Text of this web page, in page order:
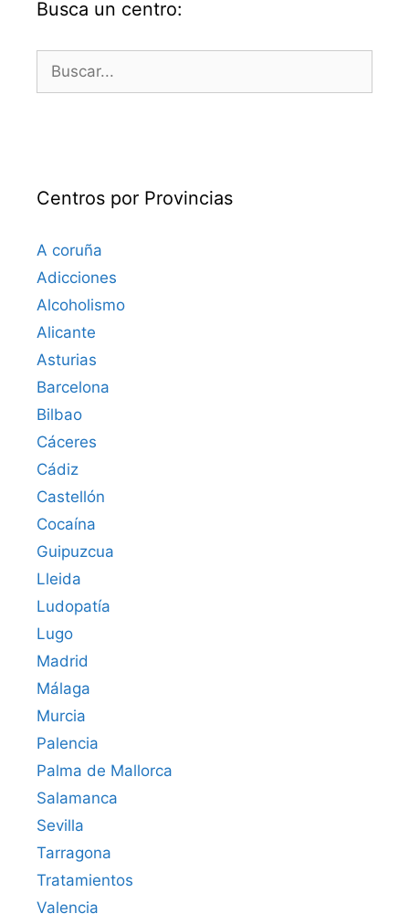
Busca un centro:
Centros por Provincias
A coruña
Adicciones
Alcoholismo
Alicante
Asturias
Barcelona
Bilbao
Cáceres‎
Cádiz
Castellón
Cocaína
Guipuzcua
Lleida
Ludopatía
Lugo
Madrid
Málaga
Murcia
Palencia
Palma de Mallorca
Salamanca
Sevilla
Tarragona
Tratamientos
Valencia